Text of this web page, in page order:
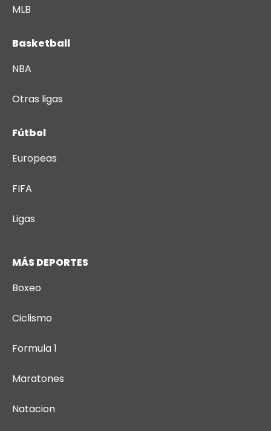
MLB
Basketball
NBA
Otras ligas
Fútbol
Europeas
FIFA
Ligas
MÁS DEPORTES
Boxeo
Ciclismo
Formula 1
Maratones
Natacion